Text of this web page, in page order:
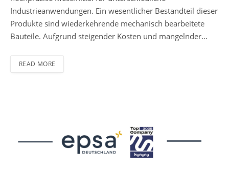
Industrieanwendungen. Ein wesentlicher Bestandteil dieser
Produkte sind wiederkehrende mechanisch bearbeitete
Bauteile. Aufgrund steigender Kosten und mangelnder…
READ MORE